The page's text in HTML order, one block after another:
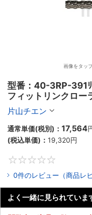
画像をタッ
型番：40-3RP-391
フィットリンクロー
ン） 3列
片山チエン
通常単価(税別)： 17,564
(税込単価)： 19,320円
0件のレビュー（商品レ
よく一緒に見られていま